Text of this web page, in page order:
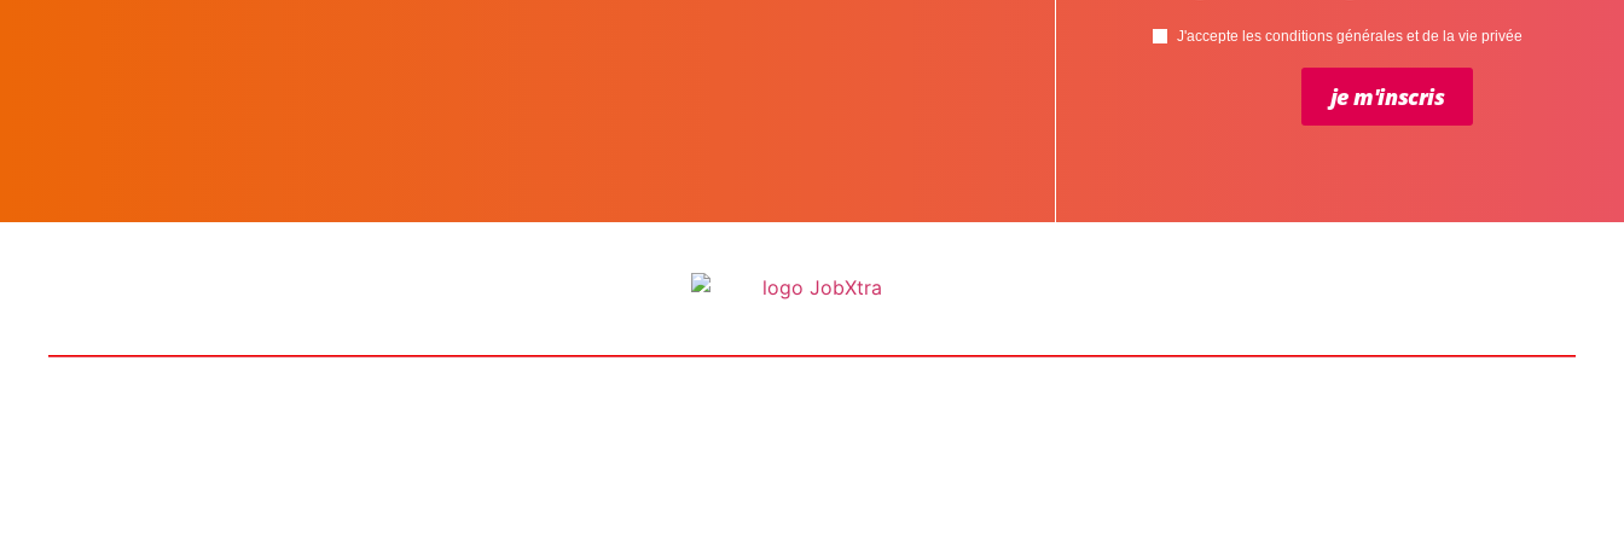
J'accepte les conditions générales et de la vie privée
je m'inscris